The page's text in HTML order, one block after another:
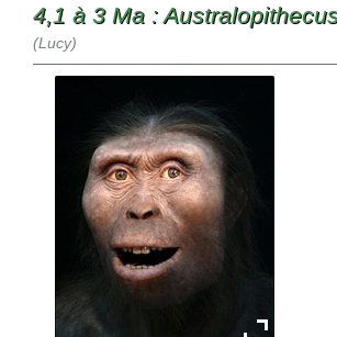
4,1 à 3 Ma :
(Lucy)